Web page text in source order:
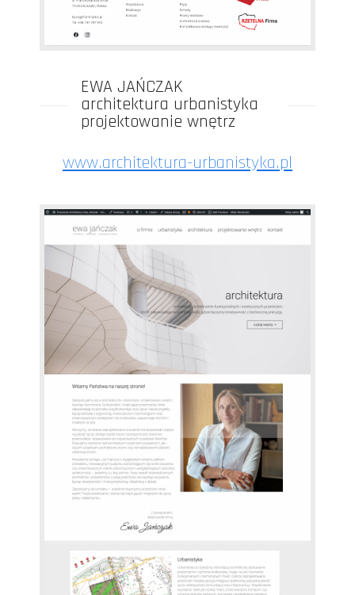
EWA JAŃCZAK
architektura urbanistyka
projektowanie wnętrz
www.architektura-urbanistyka.pl